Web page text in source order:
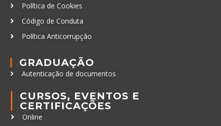
Política de Cookies
Código de Conduta
Política Anticorrupção
GRADUAÇÃO
Autenticação de documentos
CURSOS, EVENTOS E
CERTIFICAÇÕES
Online